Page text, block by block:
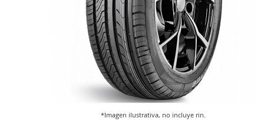
*Imagen ilustrativa, no incluye rin.